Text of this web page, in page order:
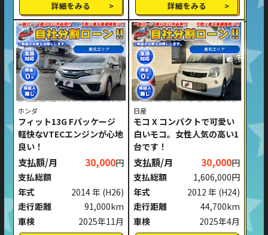
詳細をみる 詳細をみる
東北エリア
ホンダ
フィット13G Fパッケージ
軽快なVTECエンジンが心地
良い！
支払額/月 30,000円
支払総額
年式
2014 年 (H26)
走行距離
91,000km
車検
2025年11月
東北エリア
日産
モコ X コンパクトで可愛い
白いモコ。女性人気の高い1
台です！
支払額/月 30,000円
支払総額
1,606,000円
年式
2012 年 (H24)
走行距離
44,700km
車検
2025年4月